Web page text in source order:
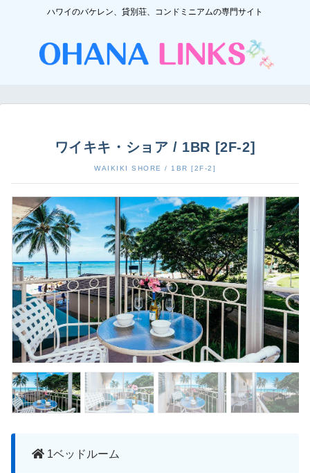
ハワイのバケレン、貸別荘、コンドミニアムの専門サイト
ワイキキ・ショア / 1BR [2F-2]
WAIKIKI SHORE / 1BR [2F-2]
1ベッドルーム